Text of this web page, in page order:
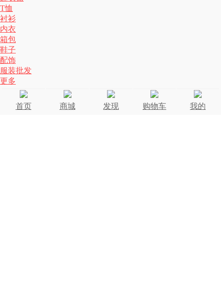
T恤
衬衫
内衣
箱包
鞋子
配饰
服装批发
更多
首页 商城 发现 购物车 我的